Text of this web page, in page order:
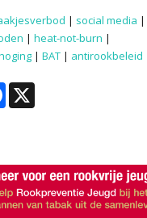
| social media |
| heat-not-burn |
| BAT | antirookbeleid
Facebook